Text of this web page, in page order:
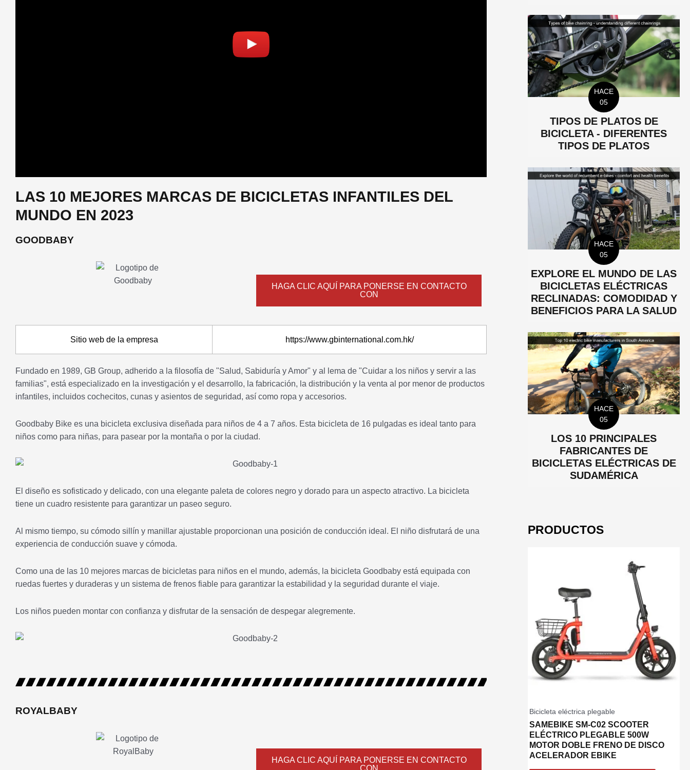
LAS 10 MEJORES MARCAS DE BICICLETAS INFANTILES DEL
MUNDO EN 2023
GOODBABY
HAGA CLIC AQUÍ PARA PONERSE EN CONTACTO
CON
Sitio web de la empresa https://www.gbinternational.com.hk/
Fundado en 1989, GB Group, adherido a la filosofía de "Salud, Sabiduría y Amor" y al lema de "Cuidar a los niños y servir a las
familias", está especializado en la investigación y el desarrollo, la fabricación, la distribución y la venta al por menor de productos
infantiles, incluidos cochecitos, cunas y asientos de seguridad, así como ropa y accesorios.
Goodbaby Bike es una bicicleta exclusiva diseñada para niños de 4 a 7 años. Esta bicicleta de 16 pulgadas es ideal tanto para
niños como para niñas, para pasear por la montaña o por la ciudad.
El diseño es sofisticado y delicado, con una elegante paleta de colores negro y dorado para un aspecto atractivo. La bicicleta
tiene un cuadro resistente para garantizar un paseo seguro.
Al mismo tiempo, su cómodo sillín y manillar ajustable proporcionan una posición de conducción ideal. El niño disfrutará de una
experiencia de conducción suave y cómoda.
Como una de las 10 mejores marcas de bicicletas para niños en el mundo, además, la bicicleta Goodbaby está equipada con
ruedas fuertes y duraderas y un sistema de frenos fiable para garantizar la estabilidad y la seguridad durante el viaje.
Los niños pueden montar con confianza y disfrutar de la sensación de despegar alegremente.
ROYALBABY
HAGA CLIC AQUÍ PARA PONERSE EN CONTACTO
CON
HACE
05
TIPOS DE PLATOS DE
BICICLETA - DIFERENTES
TIPOS DE PLATOS
HACE
05
EXPLORE EL MUNDO DE LAS
BICICLETAS ELÉCTRICAS
RECLINADAS: COMODIDAD Y
BENEFICIOS PARA LA SALUD
HACE
05
LOS 10 PRINCIPALES
FABRICANTES DE
BICICLETAS ELÉCTRICAS DE
SUDAMÉRICA
PRODUCTOS
Bicicleta eléctrica plegable
SAMEBIKE SM-C02 SCOOTER
ELÉCTRICO PLEGABLE 500W
MOTOR DOBLE FRENO DE DISCO
ACELERADOR EBIKE